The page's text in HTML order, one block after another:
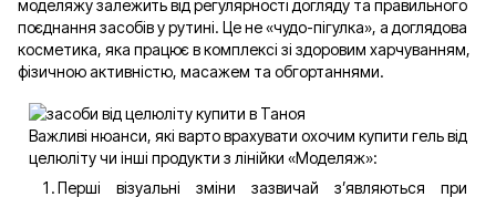
моделяжу залежить від регулярності догляду та правильного
поєднання засобів у рутині. Це не «чудо-пігулка», а доглядова
косметика, яка працює в комплексі зі здоровим харчуванням,
фізичною активністю, масажем та обгортаннями.
Важливі нюанси, які варто врахувати охочим купити гель від
целюліту чи інші продукти з лінійки «Моделяж»:
Перші візуальні зміни зазвичай з’являються при